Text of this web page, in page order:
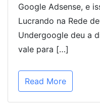
Google Adsense, e
Lucrando na Rede
Undergoogle deu a
vale para […]
Read More